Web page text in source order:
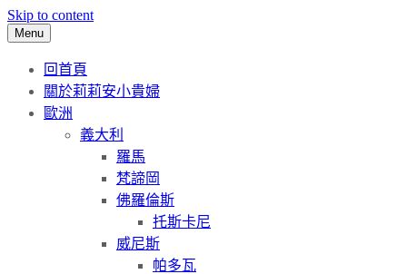
Skip to content
Menu
回首頁
關於莉莉安小貴婦
歐洲
義大利
羅馬
梵諦岡
佛羅倫斯
托斯卡尼
威尼斯
帕多瓦